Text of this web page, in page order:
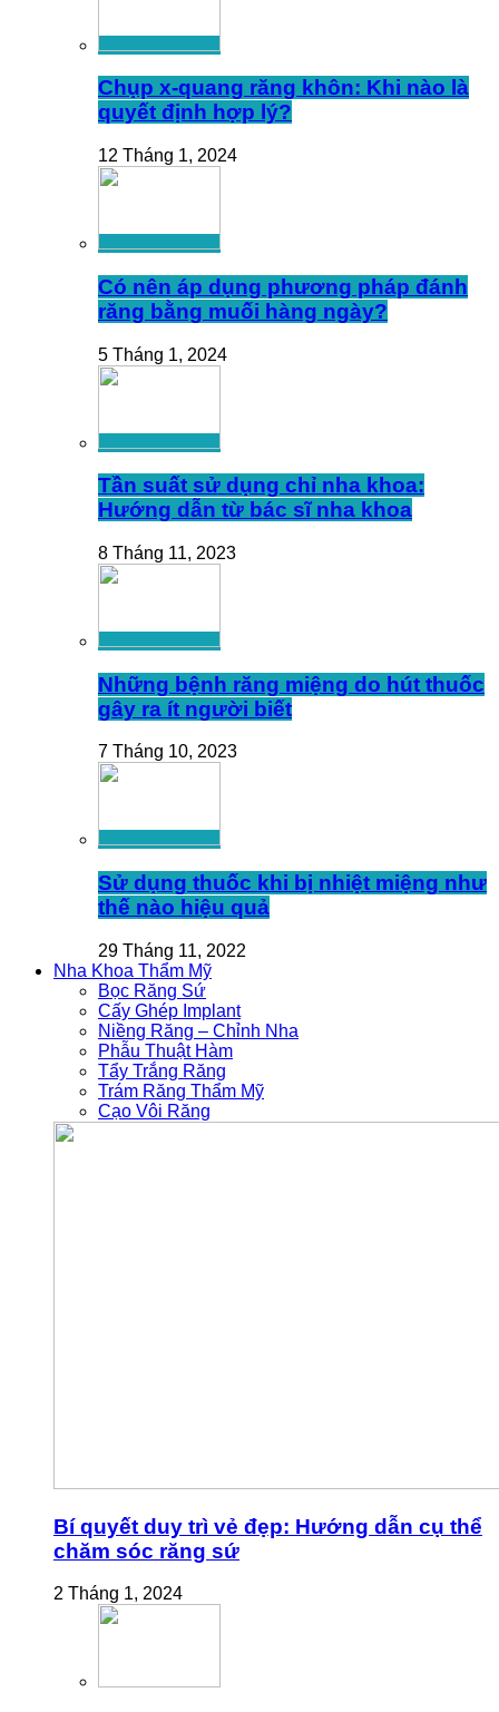
Chụp x-quang răng khôn: Khi nào là
quyết định hợp lý?
12 Tháng 1, 2024
Có nên áp dụng phương pháp đánh
răng bằng muối hàng ngày?
5 Tháng 1, 2024
Tần suất sử dụng chỉ nha khoa:
Hướng dẫn từ bác sĩ nha khoa
8 Tháng 11, 2023
Những bệnh răng miệng do hút thuốc
gây ra ít người biết
7 Tháng 10, 2023
Sử dụng thuốc khi bị nhiệt miệng như
thế nào hiệu quả
29 Tháng 11, 2022
Nha Khoa Thẩm Mỹ
Bọc Răng Sứ
Cấy Ghép Implant
Niềng Răng – Chỉnh Nha
Phẫu Thuật Hàm
Tẩy Trắng Răng
Trám Răng Thẩm Mỹ
Cạo Vôi Răng
Bí quyết duy trì vẻ đẹp: Hướng dẫn cụ thể
chăm sóc răng sứ
2 Tháng 1, 2024